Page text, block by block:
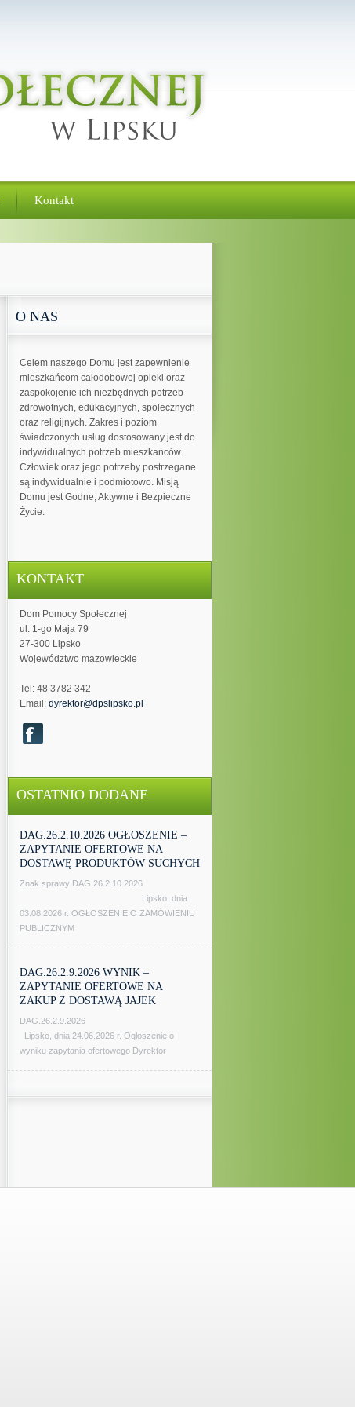
Kontakt
O NAS
Celem naszego Domu jest zapewnienie
mieszkańcom całodobowej opieki oraz
zaspokojenie ich niezbędnych potrzeb
zdrowotnych, edukacyjnych, społecznych
oraz religijnych. Zakres i poziom
świadczonych usług dostosowany jest do
indywidualnych potrzeb mieszkańców.
Człowiek oraz jego potrzeby postrzegane
są indywidualnie i podmiotowo. Misją
Domu jest Godne, Aktywne i Bezpieczne
Życie.
KONTAKT
Dom Pomocy Społecznej
ul. 1-go Maja 79
27-300 Lipsko
Województwo mazowieckie
Tel: 48 3782 342
Email: dyrektor@dpslipsko.pl
OSTATNIO DODANE
DAG.26.2.10.2026 OGŁOSZENIE –
ZAPYTANIE OFERTOWE NA
DOSTAWĘ PRODUKTÓW SUCHYCH
Znak sprawy DAG.26.2.10.2026
Lipsko, dnia
03.08.2026 r. OGŁOSZENIE O ZAMÓWIENIU
PUBLICZNYM
DAG.26.2.9.2026 WYNIK –
ZAPYTANIE OFERTOWE NA
ZAKUP Z DOSTAWĄ JAJEK
DAG.26.2.9.2026
Lipsko, dnia 24.06.2026 r. Ogłoszenie o
wyniku zapytania ofertowego Dyrektor